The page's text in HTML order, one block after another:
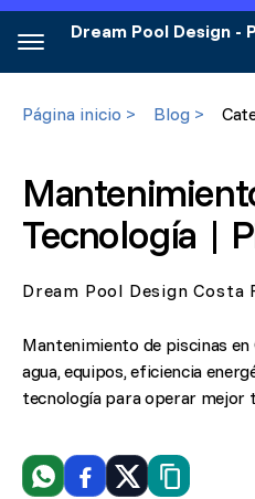
Dream Pool Design -
Página inicio > Blog >
Tecnología |
Dream Pool Design Costa
Mantenimiento de piscinas
agua, equipos, eficiencia
tecnología para operar mejor
WhatsAppFacebook
X Copiar link